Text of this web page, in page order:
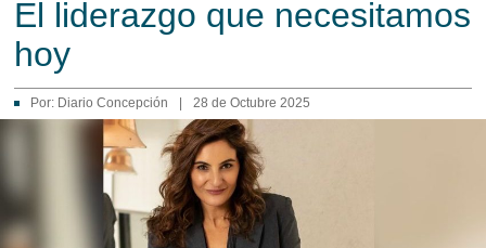
El liderazgo que necesitamos
hoy
Por: Diario Concepción 28 de Octubre 2025